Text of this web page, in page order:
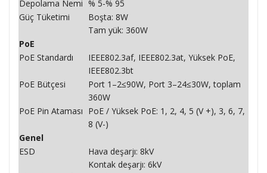
Depolama Nemi % 5-% 95
Güç Tüketimi
Boşta: 8W
Tam yük: 360W
PoE
PoE Standardı
IEEE802.3af, IEEE802.3at, Yüksek PoE,
IEEE802.3bt
PoE Bütçesi
Port 1–2≤90W, Port 3–24≤30W, toplam
360W
PoE Pin Ataması PoE / Yüksek PoE: 1, 2, 4, 5 (V +), 3, 6, 7,
8 (V-)
Genel
ESD
Hava deşarjı: 8kV
Kontak deşarjı: 6kV